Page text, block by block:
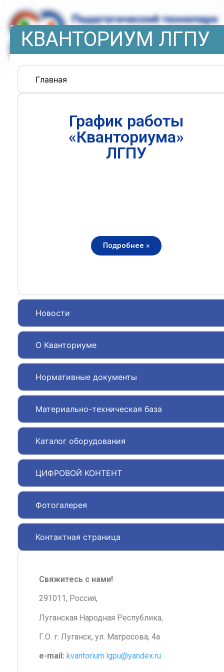
КВАНТОРИУМ ЛГПУ
Главная
Новости
О Кванториуме
Нормативные документы
Материально-техническая база
Каталог оборудования
ЦИФРОВОЙ КОНТЕНТ
Фотогалерея
Контактная страница
График работы
«Кванториума»
ЛГПУ
Подробнее »
Свяжитесь с нами!
291011, Россия,
Луганская Народная Республика,
Г.О. г. Луганск, ул. Матросова, 4а
e-mail: kvantorium.lgpu@yandex.ru